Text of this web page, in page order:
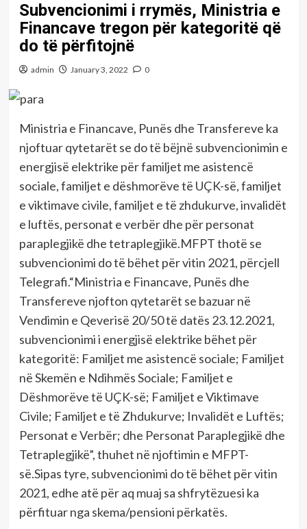
Subvencionimi i rrymës, Ministria e
Financave tregon për kategoritë që
do të përfitojnë
admin January 3, 2022 0
Ministria e Financave, Punës dhe Transfereve ka
njoftuar qytetarët se do të bëjnë subvencionimin e
energjisë elektrike për familjet me asistencë
sociale, familjet e dëshmorëve të UÇK-së, familjet
e viktimave civile, familjet e të zhdukurve, invalidët
e luftës, personat e verbër dhe për personat
paraplegjikë dhe tetraplegjikë.MFPT thotë se
subvencionimi do të bëhet për vitin 2021, përcjell
Telegrafi.“Ministria e Financave, Punës dhe
Transfereve njofton qytetarët se bazuar në
Vendimin e Qeverisë 20/50 të datës 23.12.2021,
subvencionimi i energjisë elektrike bëhet për
kategoritë: Familjet me asistencë sociale; Familjet
në Skemën e Ndihmës Sociale; Familjet e
Dëshmorëve të UÇK-së; Familjet e Viktimave
Civile; Familjet e të Zhdukurve; Invalidët e Luftës;
Personat e Verbër; dhe Personat Paraplegjikë dhe
Tetraplegjikë”, thuhet në njoftimin e MFPT-
së.Sipas tyre, subvencionimi do të bëhet për vitin
2021, edhe atë për aq muaj sa shfrytëzuesi ka
përfituar nga skema/pensioni përkatës.